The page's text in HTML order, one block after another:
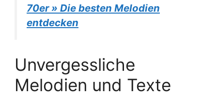
70er » Die besten Melodien
entdecken
Unvergessliche
Melodien und Texte